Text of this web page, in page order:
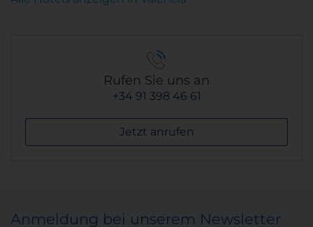
Rufen Sie uns an
+34 91 398 46 61
Jetzt anrufen
Anmeldung bei unserem Newsletter